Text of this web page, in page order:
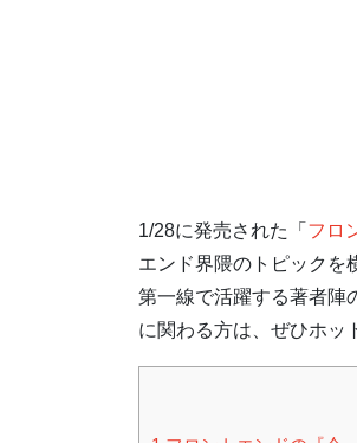
1/28に発売された「 フロ
エンド界隈のトピックを
第一線で活躍する著者陣
に関わる方は、ぜひホッ